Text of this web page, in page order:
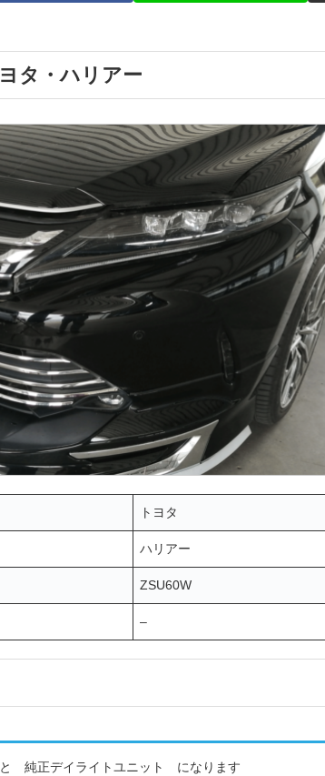
タ・ハリアー
トヨタ
ハリアー
ZSU60W
–
純正デイライトユニット になります